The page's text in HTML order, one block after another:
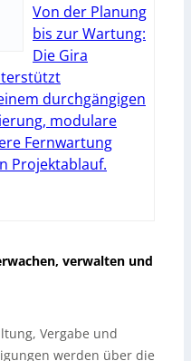
Von der Planung
bis zur Wartung:
Die Gira
durchgängigen
modulare
Fernwartung
Projektablauf.
verwalten und
Vergabe und
werden über die